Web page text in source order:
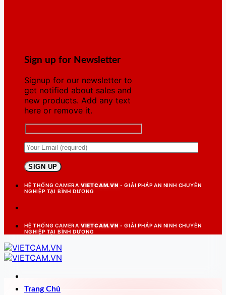
Sign up for Newsletter
Signup for our newsletter to
get notified about sales and
new products. Add any text
here or remove it.
HỆ THỐNG CAMERA VIETCAM.VN - GIẢI PHÁP AN NINH CHUYÊN
NGHIỆP TẠI BÌNH DƯƠNG
HỆ THỐNG CAMERA VIETCAM.VN - GIẢI PHÁP AN NINH CHUYÊN
NGHIỆP TẠI BÌNH DƯƠNG
Trang Chủ